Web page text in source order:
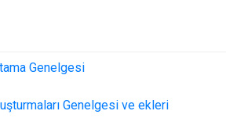
Genelgesi
Genelgesi ve ekleri